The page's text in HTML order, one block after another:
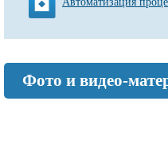
Фото и видео-